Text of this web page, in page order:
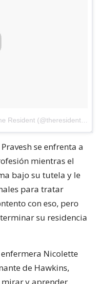
se enfrenta a
mientras el
bajo su tutela y le
para tratar
con eso, pero
su residencia
Nicolette
de Hawkins,